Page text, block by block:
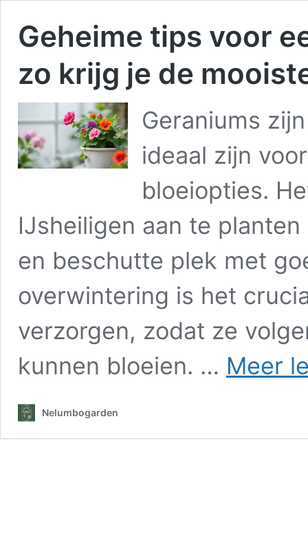
Geheime tips voor
zo krijg je de
Geraniums
ideaal zijn
bloeiopties.
IJsheiligen aan te
en beschutte plek met
overwintering is het
verzorgen, zodat ze
kunnen bloeien. … Meer
Nelumbogarden